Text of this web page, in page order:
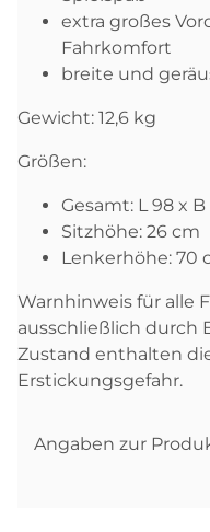
extra großes
Fahrkomfort
breite und
Gewicht: 12,6 kg
Größen:
Gesamt: L 98 x
Sitzhöhe: 26 cm
Lenkerhöhe: 70
Warnhinweis für alle
ausschließlich durch
Zustand enthalten
Erstickungsgefahr.
Angaben zur